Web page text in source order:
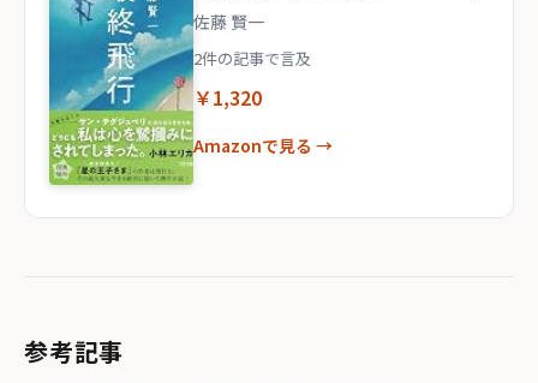
佐藤 賢一
2件の記事で言及
￥1,320
Amazonで見る →
参考記事